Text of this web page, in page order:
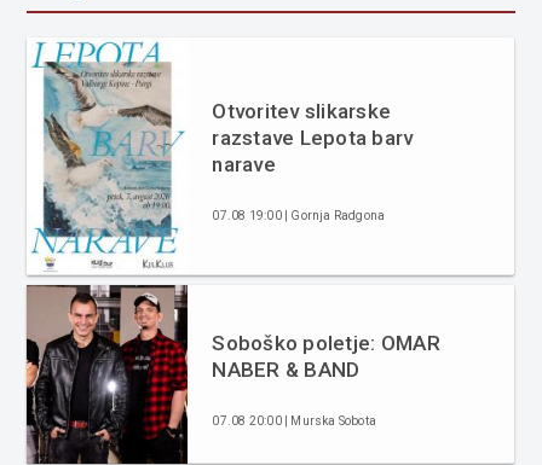
Otvoritev slikarske
razstave Lepota barv
narave
07.08 19:00 | Gornja Radgona
Soboško poletje: OMAR
NABER & BAND
07.08 20:00 | Murska Sobota